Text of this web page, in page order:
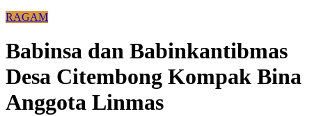
RAGAM
Babinsa dan Babinkantibmas
Desa Citembong Kompak Bina
Anggota Linmas